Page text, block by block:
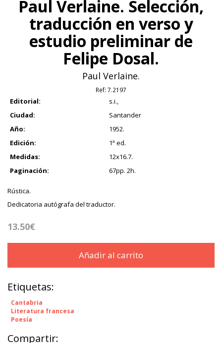
Paul Verlaine. Selección,
traducción en verso y
estudio preliminar de
Felipe Dosal.
Paul Verlaine.
Ref: 7.2197
Editorial:
s.i.,
Ciudad:
Santander
Año:
1952.
Edición:
1ª ed.
Medidas:
12x16.7.
Paginación:
67pp. 2h.
Rústica.
Dedicatoria autógrafa del traductor.
13.50€
Añadir al carrito
Etiquetas:
Cantabria
Literatura francesa
Poesía
Compartir: